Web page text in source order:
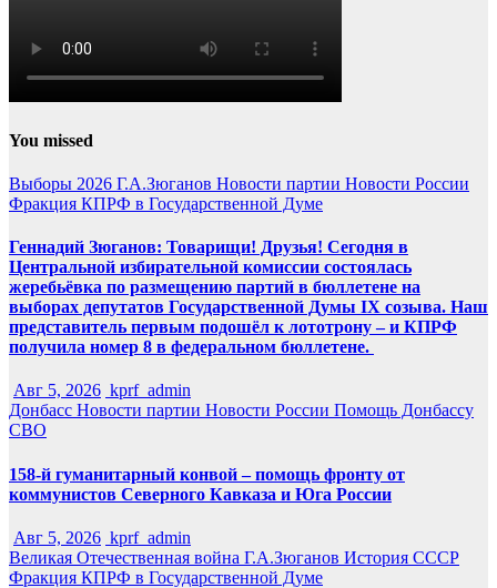
You missed
Выборы 2026 Г.А.Зюганов Новости партии Новости России
Фракция КПРФ в Государственной Думе
Геннадий Зюганов: Товарищи! Друзья! Сегодня в
Центральной избирательной комиссии состоялась
жеребьёвка по размещению партий в бюллетене на
выборах депутатов Государственной Думы IX созыва. Наш
представитель первым подошёл к лототрону – и КПРФ
получила номер 8 в федеральном бюллетене.
Авг 5, 2026 kprf_admin
Донбасс Новости партии Новости России Помощь Донбассу
СВО
158-й гуманитарный конвой – помощь фронту от
коммунистов Северного Кавказа и Юга России
Авг 5, 2026 kprf_admin
Великая Отечественная война Г.А.Зюганов История СССР
Фракция КПРФ в Государственной Думе